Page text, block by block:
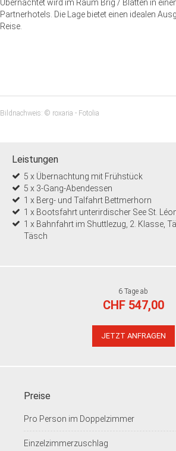
Übernachtet wird im Raum Brig / Blatten in
Partnerhotels. Die Lage bietet einen idealen
Reise.
Bildnachweis: © roxaria - Fotolia
Leistungen
5 x Übernachtung mit Frühstück
5 x 3-Gang-Abendessen
1 x Berg- und Talfahrt Bettmerhorn
1 x Bootsfahrt unterirdischer See St.
1 x Bahnfahrt im Shuttlezug, 2. Klasse,
Täsch
6 Tage ab
CHF 547,00
JETZT ANFRAGEN
Preise
Pro Person im Doppelzimmer
Einzelzimmerzuschlag